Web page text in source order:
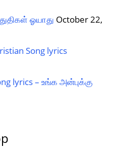
ஓயாது October 22,
Song lyrics
lyrics – உங்க அன்புக்கு